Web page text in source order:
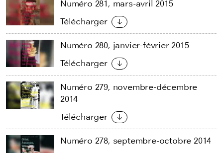
Numéro 281, mars-avril 2015
Télécharger
Numéro 280, janvier-février 2015
Télécharger
Numéro 279, novembre-décembre
2014
Télécharger
Numéro 278, septembre-octobre 2014